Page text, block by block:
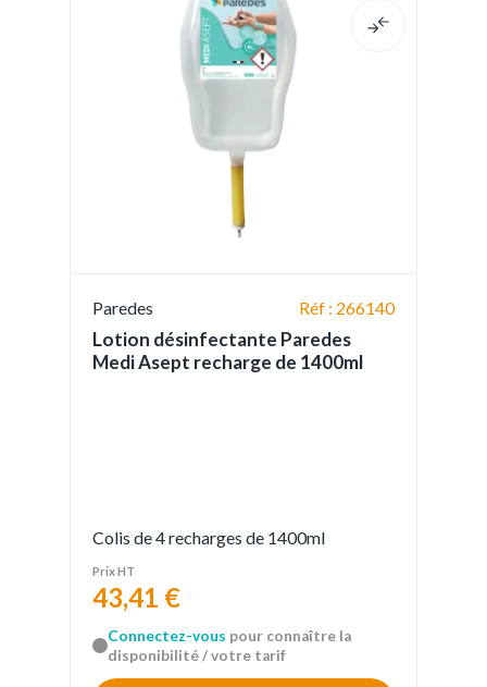
Paredes Réf : 266140
Lotion désinfectante Paredes
Medi Asept recharge de 1400ml
Colis de 4 recharges de 1400ml
Prix HT
43,41 €
Connectez-vous pour connaître la
disponibilité / votre tarif